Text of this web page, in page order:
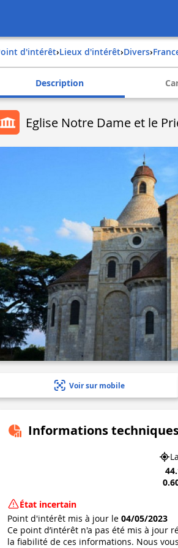
Point d'intérêt› Lieux d'intérêt› Divers›
Description
Eglise Notre Dame et le
Voir sur mobile
Informations
État incertain
Point d'intérêt mis à jour le 04/05/2023
Ce point d’intérêt n'a pas été mis à jour
la fiabilité de ces informations. Nous